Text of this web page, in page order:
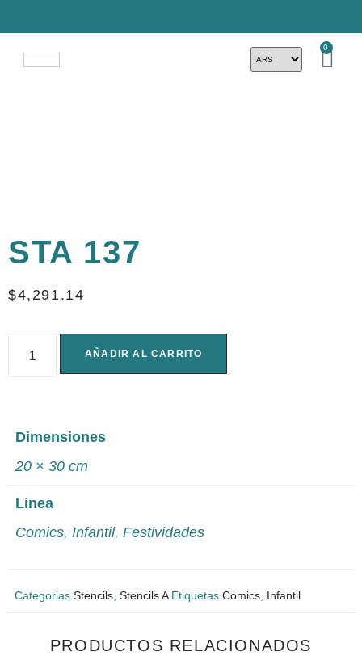
0
STA 137
$4,291.14
AÑADIR AL CARRITO
Dimensiones
20 × 30 cm
Linea
Comics, Infantil, Festividades
Categorias Stencils, Stencils A Etiquetas Comics, Infantil
PRODUCTOS RELACIONADOS